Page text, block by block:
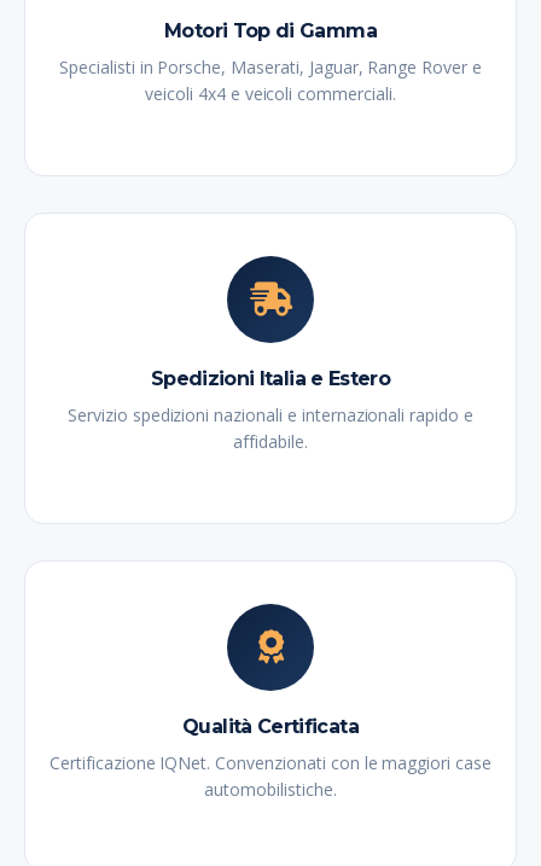
Motori Top di Gamma
Specialisti in Porsche, Maserati, Jaguar, Range Rover e
veicoli 4x4 e veicoli commerciali.
Spedizioni Italia e Estero
Servizio spedizioni nazionali e internazionali rapido e
affidabile.
Qualità Certificata
Certificazione IQNet. Convenzionati con le maggiori case
automobilistiche.